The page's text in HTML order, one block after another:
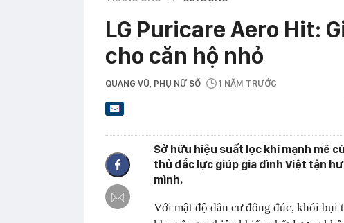
LG Puricare Aero Hit:
cho căn hộ nhỏ
QUANG VŨ , PHỤ NỮ SỐ 1 NĂM TRƯỚC
Sở hữu hiệu suất lọc khí mạnh mẽ
thủ đắc lực giúp gia đình Việt tận
mình.
Với mật độ dân cư đông đúc, khói